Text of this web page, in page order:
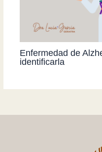
Enfermedad de
identificarla